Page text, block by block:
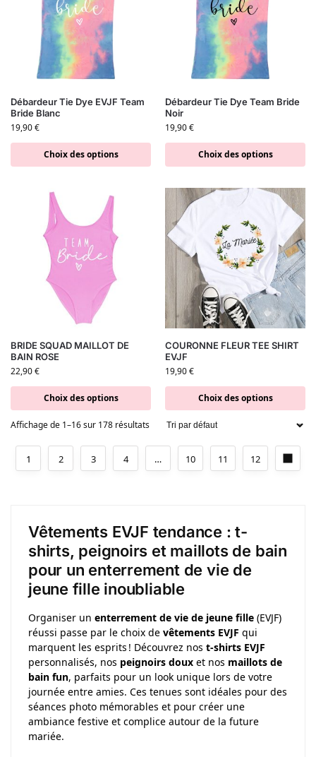
Débardeur Tie Dye EVJF Team
Bride Blanc
19,90€
Choix des options
Débardeur Tie Dye Team Bride
Noir
19,90€
Choix des options
BRIDE SQUAD MAILLOT DE
BAIN ROSE
22,90€
Choix des options
COURONNE FLEUR TEE SHIRT
EVJF
19,90€
Choix des options
Affichage de 1–16 sur 178 résultats
1 2 3 4 … 10 11 12
Vêtements EVJF tendance : t-
shirts, peignoirs et maillots de bain
pour un enterrement de vie de
jeune fille inoubliable
Organiser un enterrement de vie de jeune fille (EVJF)
réussi passe par le choix de vêtements EVJF qui
marquent les esprits ! Découvrez nos t-shirts EVJF
personnalisés, nos peignoirs doux et nos maillots de
bain fun, parfaits pour un look unique lors de votre
journée entre amies. Ces tenues sont idéales pour des
séances photo mémorables et pour créer une
ambiance festive et complice autour de la future
mariée.